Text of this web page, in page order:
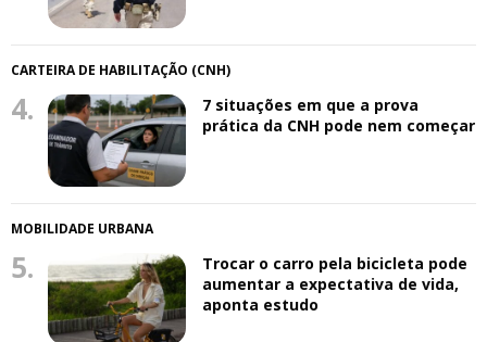
CARTEIRA DE HABILITAÇÃO (CNH)
4.
7 situações em que a prova
prática da CNH pode nem começar
MOBILIDADE URBANA
5.
Trocar o carro pela bicicleta pode
aumentar a expectativa de vida,
aponta estudo